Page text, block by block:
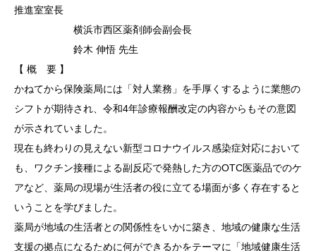
推進室室長
横浜市西区薬剤師会副会長
鈴木 伸悟 先生
【 概 要 】
かねてから保険薬局には「対人業務」を手厚くするように業態の
シフトが期待され、令和4年診療報酬改定の内容からもその意図
が示されていました。
現在も終わりの見えない新型コロナウイルス感染症対応において
も、ワクチン接種による副反応で発熱した方のOTC医薬品でのケ
アなど、薬局の現場が生活者の役に立てる場面が多く存在すると
いうことを学びました。
薬局が地域の生活者との関係性をいかに築き、地域の健康な生活
支援の拠点になるために何ができるかをテーマに「地域健康生活